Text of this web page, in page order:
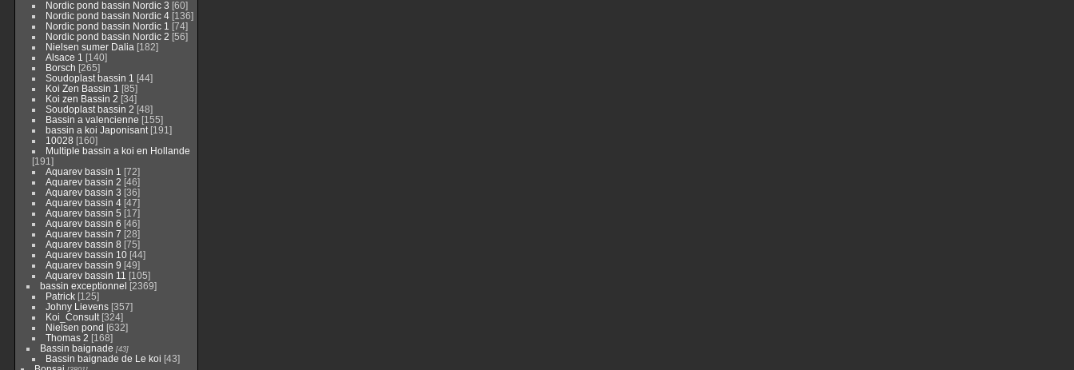
Nordic pond bassin Nordic 3 [60]
Nordic pond bassin Nordic 4 [136]
Nordic pond bassin Nordic 1 [74]
Nordic pond bassin Nordic 2 [56]
Nielsen sumer Dalia [182]
Alsace 1 [140]
Borsch [265]
Soudoplast bassin 1 [44]
Koi Zen Bassin 1 [85]
Koi zen Bassin 2 [34]
Soudoplast bassin 2 [48]
Bassin a valencienne [155]
bassin a koi Japonisant [191]
10028 [160]
Multiple bassin a koi en Hollande
[191]
Aquarev bassin 1 [72]
Aquarev bassin 2 [46]
Aquarev bassin 3 [36]
Aquarev bassin 4 [47]
Aquarev bassin 5 [17]
Aquarev bassin 6 [46]
Aquarev bassin 7 [28]
Aquarev bassin 8 [75]
Aquarev bassin 10 [44]
Aquarev bassin 9 [49]
Aquarev bassin 11 [105]
bassin exceptionnel [2369]
Patrick [125]
Johny Lievens [357]
Koi_Consult [324]
Nielsen pond [632]
Thomas 2 [168]
Bassin baignade [43]
Bassin baignade de Le koi [43]